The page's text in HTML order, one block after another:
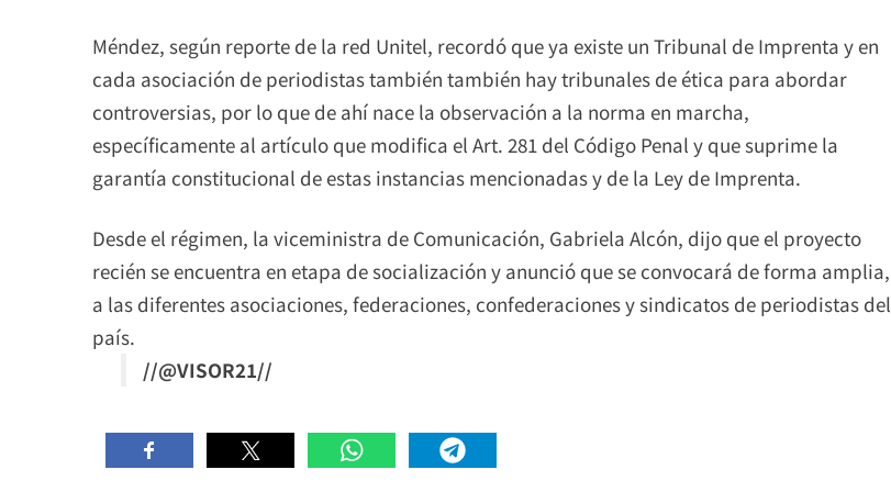
Méndez, según reporte de la red Unitel, recordó que ya existe un Tribunal de Imprenta y en
cada asociación de periodistas también también hay tribunales de ética para abordar
controversias, por lo que de ahí nace la observación a la norma en marcha,
específicamente al artículo que modifica el Art. 281 del Código Penal y que suprime la
garantía constitucional de estas instancias mencionadas y de la Ley de Imprenta.
Desde el régimen, la viceministra de Comunicación, Gabriela Alcón, dijo que el proyecto
recién se encuentra en etapa de socialización y anunció que se convocará de forma amplia,
a las diferentes asociaciones, federaciones, confederaciones y sindicatos de periodistas del
país.
//@VISOR21//